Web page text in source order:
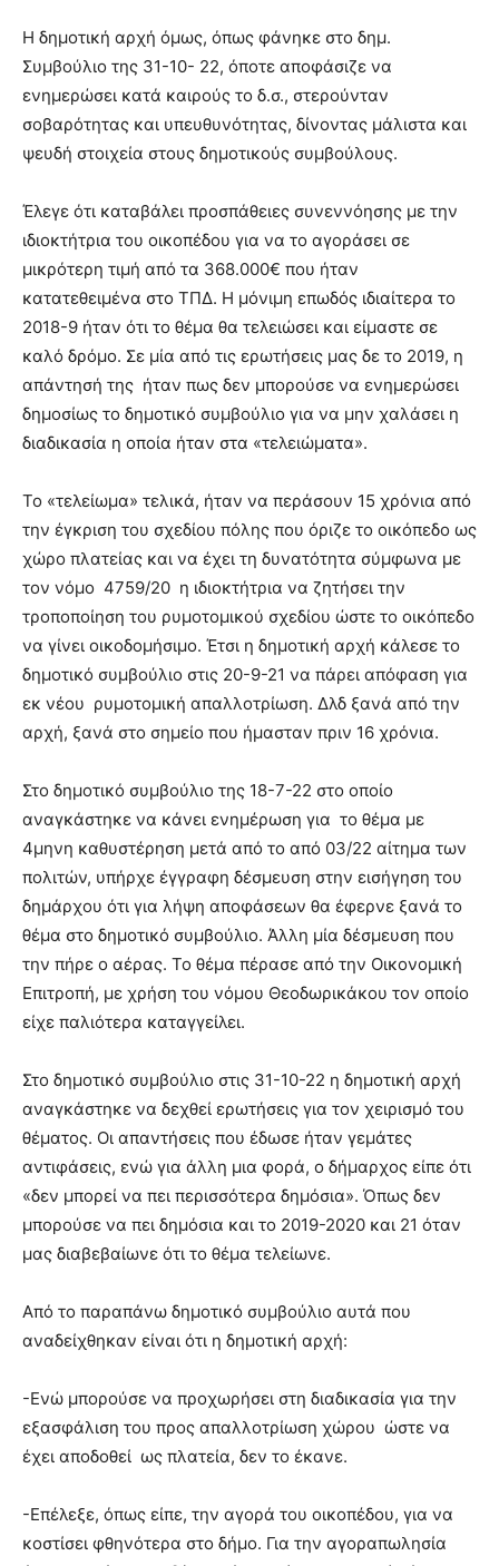
Η δημοτική αρχή όμως, όπως φάνηκε στο δημ.
Συμβούλιο της 31-10- 22, όποτε αποφάσιζε να
ενημερώσει κατά καιρούς το δ.σ., στερούνταν
σοβαρότητας και υπευθυνότητας, δίνοντας μάλιστα και
ψευδή στοιχεία στους δημοτικούς συμβούλους.
Έλεγε ότι καταβάλει προσπάθειες συνεννόησης με την
ιδιοκτήτρια του οικοπέδου για να το αγοράσει σε
μικρότερη τιμή από τα 368.000€ που ήταν
κατατεθειμένα στο ΤΠΔ. Η μόνιμη επωδός ιδιαίτερα το
2018-9 ήταν ότι το θέμα θα τελειώσει και είμαστε σε
καλό δρόμο. Σε μία από τις ερωτήσεις μας δε το 2019, η
απάντησή της ήταν πως δεν μπορούσε να ενημερώσει
δημοσίως το δημοτικό συμβούλιο για να μην χαλάσει η
διαδικασία η οποία ήταν στα «τελειώματα».
Το «τελείωμα» τελικά, ήταν να περάσουν 15 χρόνια από
την έγκριση του σχεδίου πόλης που όριζε το οικόπεδο ως
χώρο πλατείας και να έχει τη δυνατότητα σύμφωνα με
τον νόμο 4759/20 η ιδιοκτήτρια να ζητήσει την
τροποποίηση του ρυμοτομικού σχεδίου ώστε το οικόπεδο
να γίνει οικοδομήσιμο. Έτσι η δημοτική αρχή κάλεσε το
δημοτικό συμβούλιο στις 20-9-21 να πάρει απόφαση για
εκ νέου ρυμοτομική απαλλοτρίωση. Δλδ ξανά από την
αρχή, ξανά στο σημείο που ήμασταν πριν 16 χρόνια.
Στο δημοτικό συμβούλιο της 18-7-22 στο οποίο
αναγκάστηκε να κάνει ενημέρωση για το θέμα με
4μηνη καθυστέρηση μετά από το από 03/22 αίτημα των
πολιτών, υπήρχε έγγραφη δέσμευση στην εισήγηση του
δημάρχου ότι για λήψη αποφάσεων θα έφερνε ξανά το
θέμα στο δημοτικό συμβούλιο. Άλλη μία δέσμευση που
την πήρε ο αέρας. Το θέμα πέρασε από την Οικονομική
Επιτροπή, με χρήση του νόμου Θεοδωρικάκου τον οποίο
είχε παλιότερα καταγγείλει.
Στο δημοτικό συμβούλιο στις 31-10-22 η δημοτική αρχή
αναγκάστηκε να δεχθεί ερωτήσεις για τον χειρισμό του
θέματος. Οι απαντήσεις που έδωσε ήταν γεμάτες
αντιφάσεις, ενώ για άλλη μια φορά, ο δήμαρχος είπε ότι
«δεν μπορεί να πει περισσότερα δημόσια». Όπως δεν
μπορούσε να πει δημόσια και το 2019-2020 και 21 όταν
μας διαβεβαίωνε ότι το θέμα τελείωνε.
Από το παραπάνω δημοτικό συμβούλιο αυτά που
αναδείχθηκαν είναι ότι η δημοτική αρχή:
-Ενώ μπορούσε να προχωρήσει στη διαδικασία για την
εξασφάλιση του προς απαλλοτρίωση χώρου ώστε να
έχει αποδοθεί ως πλατεία, δεν το έκανε.
-Επέλεξε, όπως είπε, την αγορά του οικοπέδου, για να
κοστίσει φθηνότερα στο δήμο. Για την αγοραπωλησία